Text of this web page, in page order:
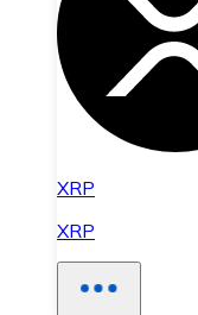
XRP
XRP